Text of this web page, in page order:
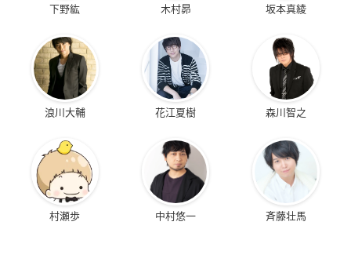
下野紘 木村昴 坂本真綾
浪川大輔 花江夏樹 森川智之
村瀬歩 中村悠一 斉藤壮馬